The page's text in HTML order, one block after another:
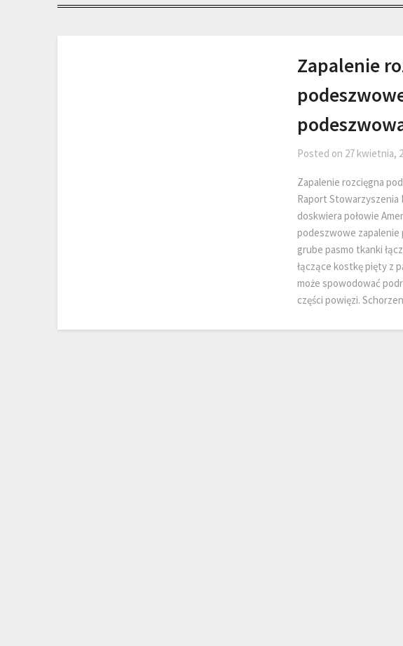
Zapalenie
Posted on 27 kwietnia,
Zapalenie rozcięgna
Raport Stowarzyszenia
doskwiera połowie
podeszwowe
grube pasmo tkanki
łączące kostkę pięty z
może spowodować
części powięzi.